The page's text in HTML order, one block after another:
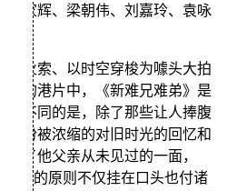
梁家辉、梁朝伟、刘嘉玲、袁咏
导火索、以时空穿梭为噱头大拍
潮的港片中，《新难兄难弟》是
片不同的是，除了那些让人捧腹
一份被浓缩的对旧时光的回忆和
到了他父亲从未见过的一面，
这样的原则不仅挂在口头也付诸